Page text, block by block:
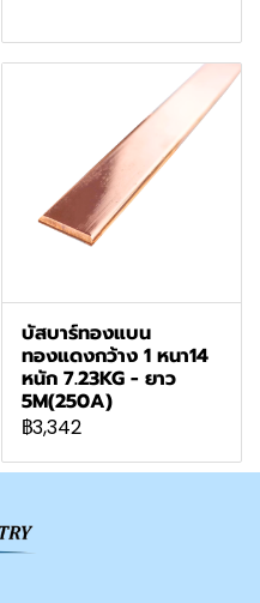
บัสบาร์ทองแบน
ทองแดงกว้าง 1 หนา14
หนัก 7.23KG - ยาว
5M(250A)
฿3,342